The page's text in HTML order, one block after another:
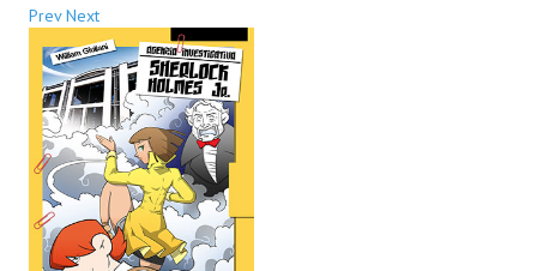
Collabora con noi
Privacy
STORIA
Prev Next